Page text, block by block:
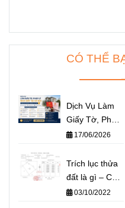
CÓ THỂ
Dịch Vụ Làm
Giấy Tờ, Pháp
Lý Nhà Đất Ở
Cần Gọi – Mọi
Thủ Tục Nhà
Đất Tại Hà Nội
17/06/2026
Trích lục thửa
đất là gì – Các
trường hợp
03/10/2022